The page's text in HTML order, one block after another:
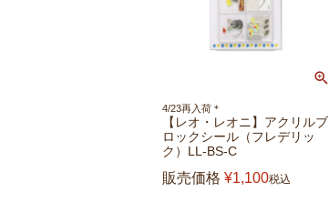
4/23再入荷＊
【レオ・レオニ】アクリルブ
ロックシール（フレデリッ
ク）LL-BS-C
販売価格 ¥1,100税込